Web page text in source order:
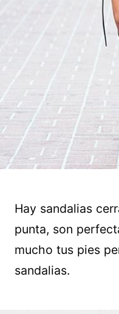
Hay sandalias
punta, son
mucho tus pies
sandalias.